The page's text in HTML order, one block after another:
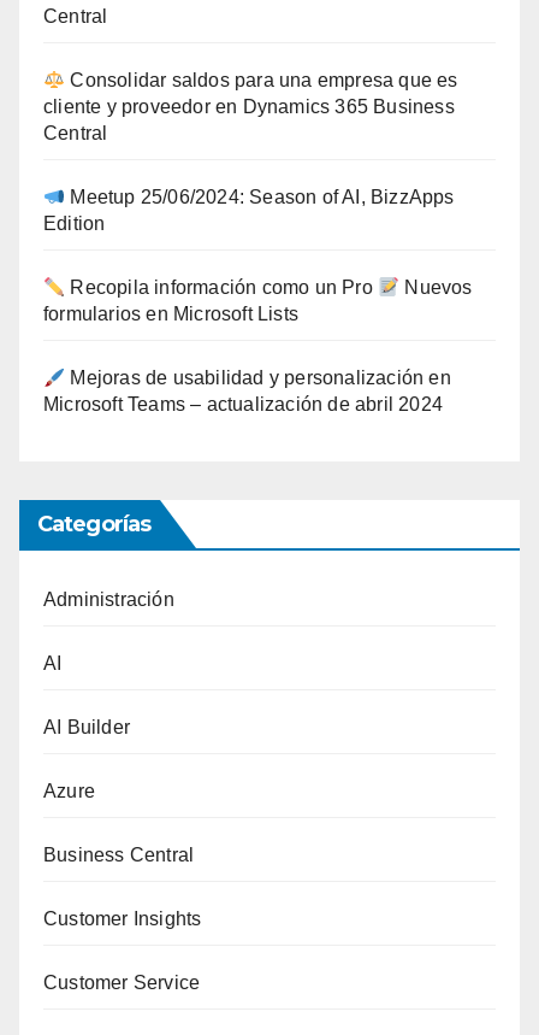
Central
Consolidar saldos para una empresa que es
cliente y proveedor en Dynamics 365 Business
Central
Meetup 25/06/2024: Season of AI, BizzApps
Edition
Recopila información como un Pro
Nuevos
formularios en Microsoft Lists
Mejoras de usabilidad y personalización en
Microsoft Teams – actualización de abril 2024
Categorías
Administración
AI
AI Builder
Azure
Business Central
Customer Insights
Customer Service